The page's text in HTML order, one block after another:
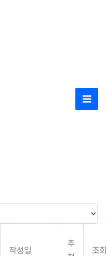
작성일
추
조회